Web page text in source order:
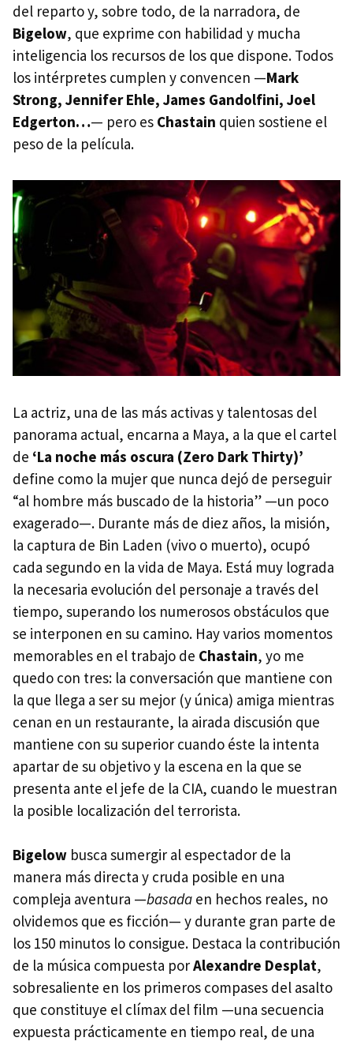
del reparto y, sobre todo, de la narradora, de
Bigelow, que exprime con habilidad y mucha
inteligencia los recursos de los que dispone. Todos
los intérpretes cumplen y convencen —Mark
Strong, Jennifer Ehle, James Gandolfini, Joel
Edgerton…— pero es Chastain quien sostiene el
peso de la película.
La actriz, una de las más activas y talentosas del
panorama actual, encarna a Maya, a la que el cartel
de ‘La noche más oscura (Zero Dark Thirty)’
define como la mujer que nunca dejó de perseguir
“al hombre más buscado de la historia” —un poco
exagerado—. Durante más de diez años, la misión,
la captura de Bin Laden (vivo o muerto), ocupó
cada segundo en la vida de Maya. Está muy lograda
la necesaria evolución del personaje a través del
tiempo, superando los numerosos obstáculos que
se interponen en su camino. Hay varios momentos
memorables en el trabajo de Chastain, yo me
quedo con tres: la conversación que mantiene con
la que llega a ser su mejor (y única) amiga mientras
cenan en un restaurante, la airada discusión que
mantiene con su superior cuando éste la intenta
apartar de su objetivo y la escena en la que se
presenta ante el jefe de la CIA, cuando le muestran
la posible localización del terrorista.
Bigelow busca sumergir al espectador de la
manera más directa y cruda posible en una
compleja aventura —basada en hechos reales, no
olvidemos que es ficción— y durante gran parte de
los 150 minutos lo consigue. Destaca la contribución
de la música compuesta porAlexandre Desplat,
sobresaliente en los primeros compases del asalto
que constituye el clímax del film —una secuencia
expuesta prácticamente en tiempo real, de una